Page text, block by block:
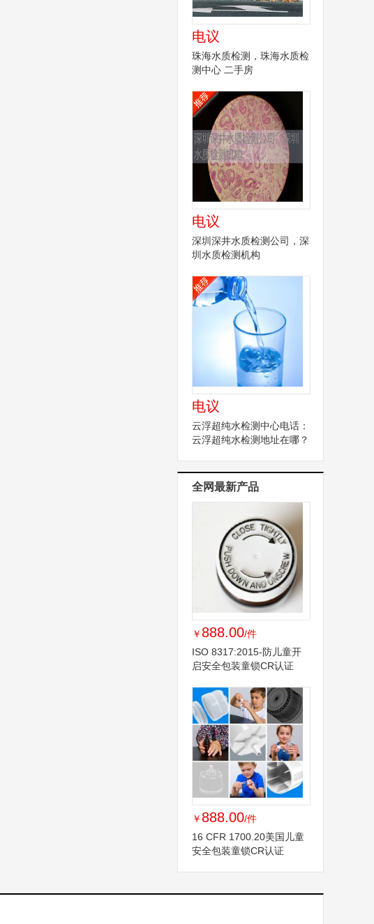
电议
珠海水质检测，珠海水质检
测中心 二手房
电议
深圳深井水质检测公司，深
圳水质检测机构
电议
云浮超纯水检测中心电话：
云浮超纯水检测地址在哪？
全网最新产品
￥ 888.00/件
ISO 8317:2015-防儿童开
启安全包装童锁CR认证
￥ 888.00/件
16 CFR 1700.20美国儿童
安全包装童锁CR认证